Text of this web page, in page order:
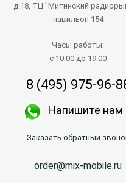
д.18, ТЦ "Митинский
павильон 154
Часы работы:
с 10.00 до 19.00
8 (495) 975-96-
Напишите нам
Заказать обратный
order@mix-mobile.ru